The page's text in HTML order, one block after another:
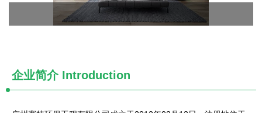
企业简介 Introduction